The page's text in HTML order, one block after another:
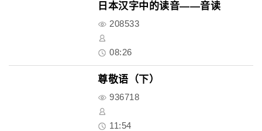
日本汉字中的读音——音读
208533
08:26
尊敬语（下）
936718
11:54